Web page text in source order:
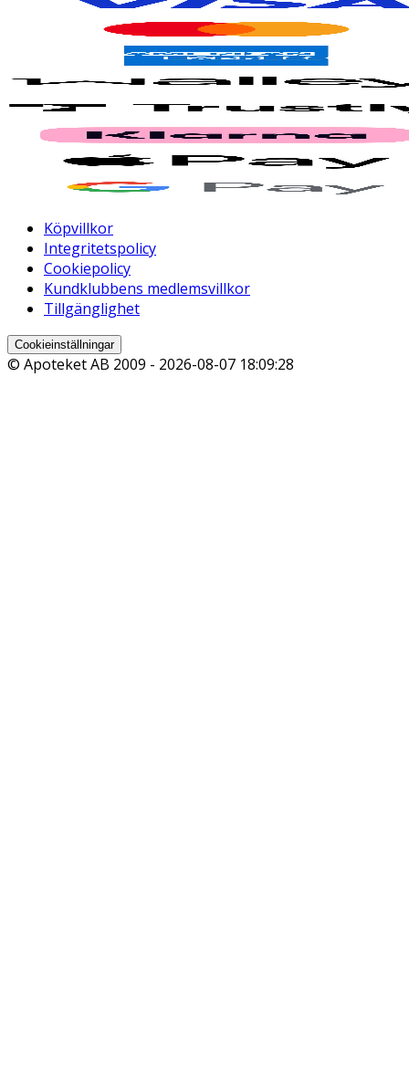
Köpvillkor
Integritetspolicy
Cookiepolicy
Kundklubbens medlemsvillkor
Tillgänglighet
Cookieinställningar
© Apoteket AB 2009 - 2026-08-07 18:09:28